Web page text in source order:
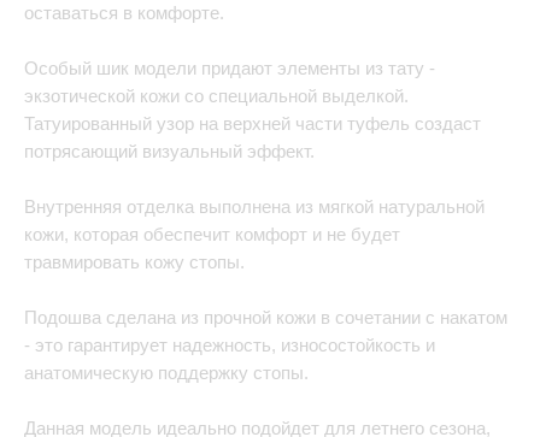
оставаться в комфорте.
Особый шик модели придают элементы из тату -
экзотической кожи со специальной выделкой.
Татуированный узор на верхней части туфель создаст
потрясающий визуальный эффект.
Внутренняя отделка выполнена из мягкой натуральной
кожи, которая обеспечит комфорт и не будет
травмировать кожу стопы.
Подошва сделана из прочной кожи в сочетании с накатом
- это гарантирует надежность, износостойкость и
анатомическую поддержку стопы.
Данная модель идеально подойдет для летнего сезона,